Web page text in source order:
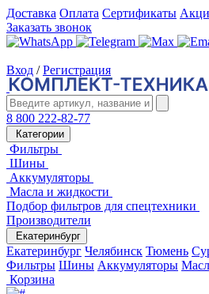
Доставка Оплата Сертификаты
Заказать звонок
Вход / Регистрация
8 800 222-82-77
Категории
Фильтры
Шины
Аккумуляторы
Масла и жидкости
Подбор фильтров для спецтехники
Производители
Екатеринбург
Екатеринбург Челябинск Тюмень
Фильтры Шины Аккумуляторы
Корзина